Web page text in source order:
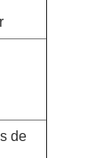
de